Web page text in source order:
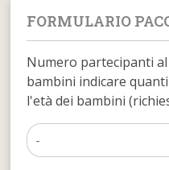
FORMULARIO
Numero partecipanti
bambini indicare
l'età dei bambini